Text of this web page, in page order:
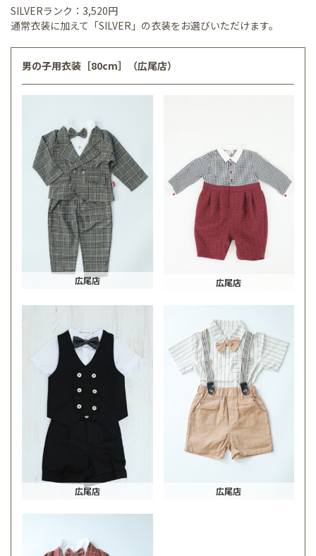
SILVERランク：3,520円
通常衣装に加えて「SILVER」の衣装をお選びいただけます。
男の子用衣装［80cm］（広尾店）
広尾店 広尾店
広尾店 広尾店